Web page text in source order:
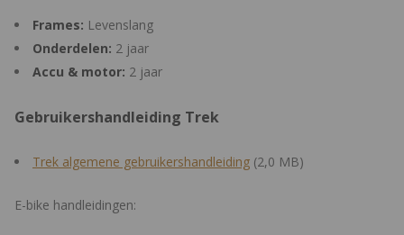
Frames: Levenslang
Onderdelen: 2 jaar
Accu & motor: 2 jaar
Gebruikershandleiding Trek
Trek algemene gebruikershandleiding (2,0 MB)
E-bike handleidingen: